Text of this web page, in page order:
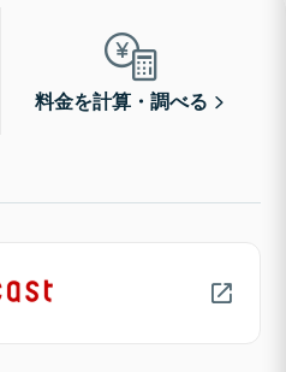
料金を計算・調べる